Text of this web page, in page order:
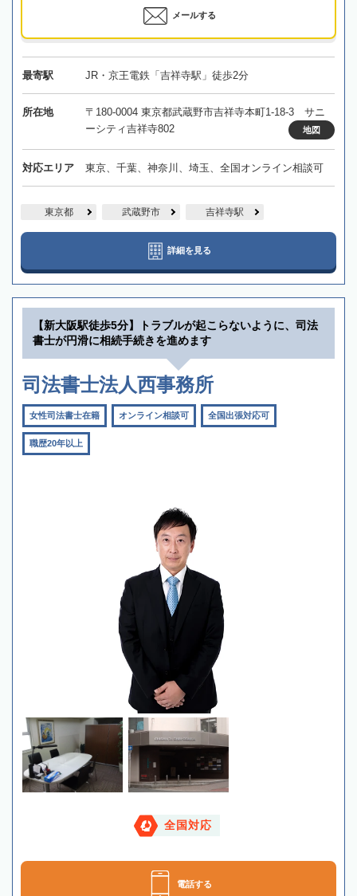
メールする
最寄駅 JR・京王電鉄「吉祥寺駅」徒歩2分
所在地
〒180-0004 東京都武蔵野市吉祥寺本町1-18-3 サニ
ーシティ吉祥寺802
地図
対応エリア 東京、千葉、神奈川、埼玉、全国オンライン相談可
東京都 武蔵野市 吉祥寺駅
詳細を見る
【新大阪駅徒歩5分】トラブルが起こらないように、司法
書士が円滑に相続手続きを進めます
司法書士法人西事務所
女性司法書士在籍 オンライン相談可 全国出張対応可
職歴20年以上
全国対応
電話する